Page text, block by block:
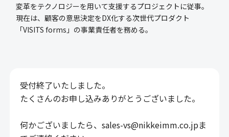
変革をテクノロジーを用いて支援するプロジェクトに従事。
現在は、顧客の意思決定をDX化する次世代プロダクト
「VISITS forms」の事業責任者を務める。
受付終了いたしました。
たくさんのお申し込みありがとうございました。
何かございましたら、sales-vs@nikkeimm.co.jpま